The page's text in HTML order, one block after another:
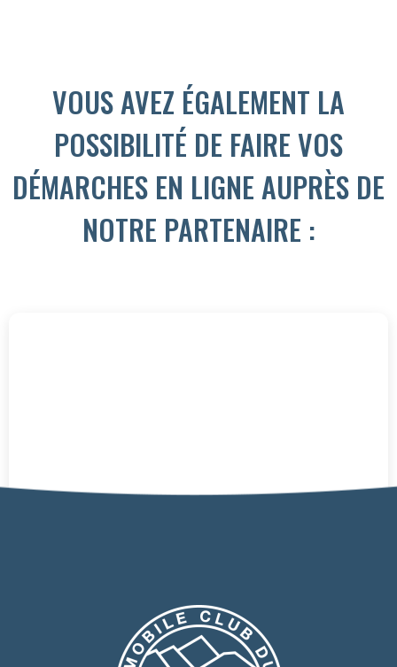
VOUS AVEZ ÉGALEMENT LA
POSSIBILITÉ DE FAIRE VOS
DÉMARCHES EN LIGNE AUPRÈS DE
NOTRE PARTENAIRE :